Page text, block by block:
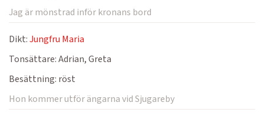
Jag är mönstrad inför kronans bord
Dikt:Jungfru Maria
Tonsättare:Adrian, Greta
Besättning: röst
Hon kommer utför ängarna vid Sjugareby